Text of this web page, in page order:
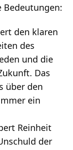
Bedeutungen:
den klaren
des
und die
Das
über den
ein
Reinheit
der